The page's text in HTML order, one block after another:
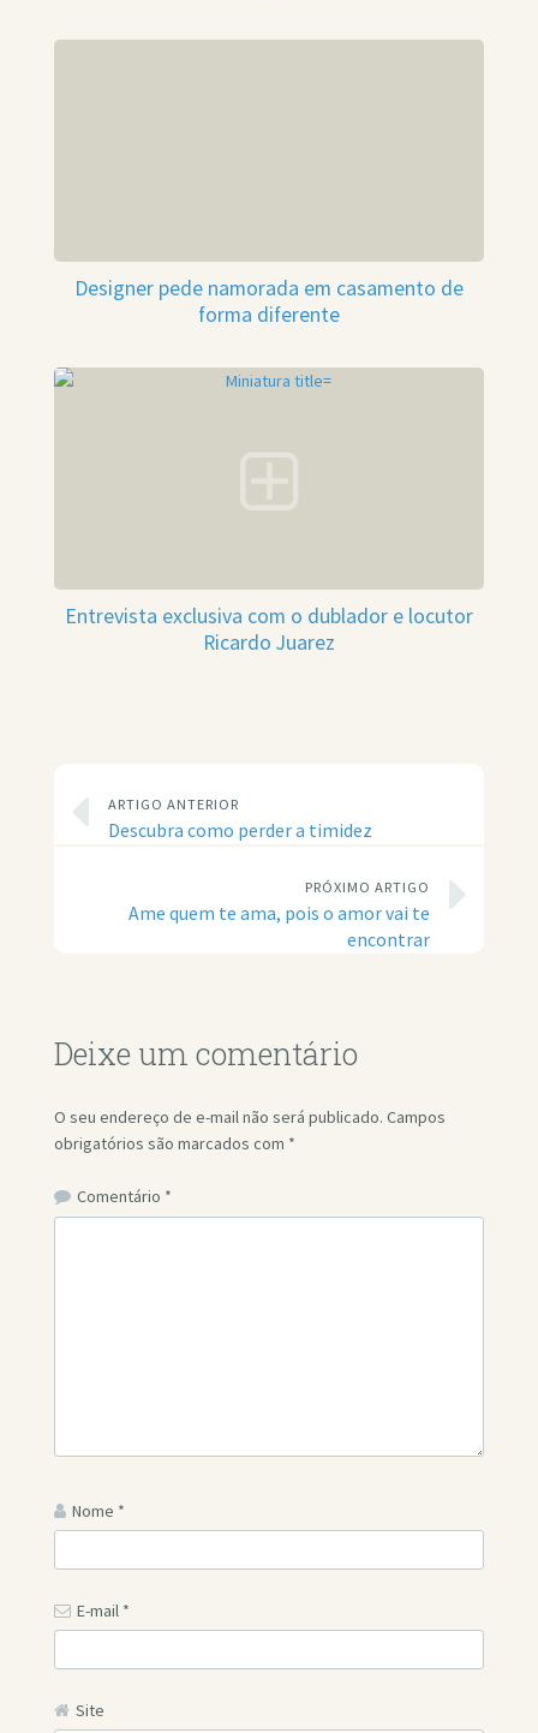
Designer pede namorada em casamento de
forma diferente
Entrevista exclusiva com o dublador e locutor
Ricardo Juarez
ARTIGO ANTERIOR
Descubra como perder a timidez
PRÓXIMO ARTIGO
Ame quem te ama, pois o amor vai te
encontrar
Deixe um comentário
O seu endereço de e-mail não será publicado. Campos
obrigatórios são marcados com *
Comentário *
Nome *
E-mail *
Site